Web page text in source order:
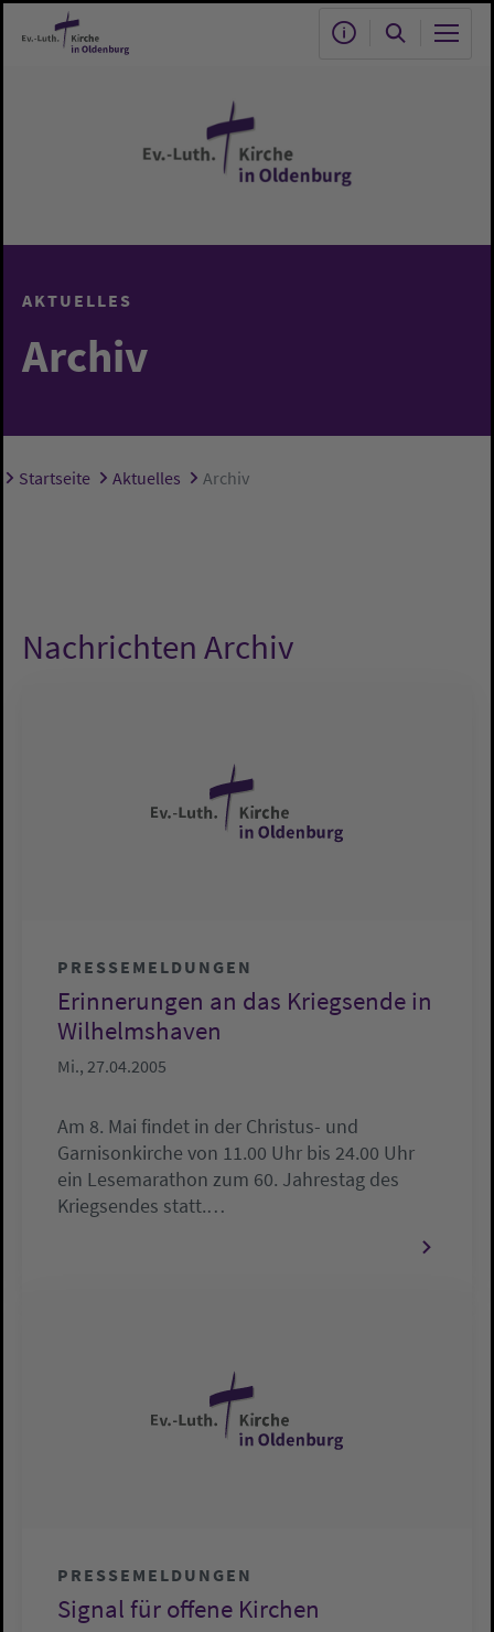
Zum Hauptinhalt springen
AKTUELLES
Archiv
Sie sind hier:
Startseite Aktuelles Archiv
Nachrichten Archiv
PRESSEMELDUNGEN
Erinnerungen an das Kriegsende in
Wilhelmshaven
Mi., 27.04.2005
Am 8. Mai findet in der Christus- und
Garnisonkirche von 11.00 Uhr bis 24.00 Uhr
ein Lesemarathon zum 60. Jahrestag des
Kriegsendes statt.…
PRESSEMELDUNGEN
Signal für offene Kirchen